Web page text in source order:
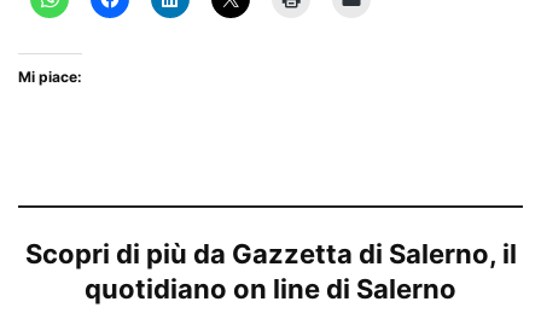
Mi piace:
Scopri di più da Gazzetta di Salerno, il
quotidiano on line di Salerno